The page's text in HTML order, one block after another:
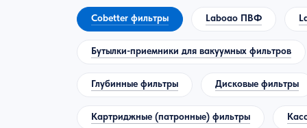
Молекулярная биология
Лабораторная мебель
Пробоподготовка
Испытательное оборудование
Cobetter фильтры Laboao ПВФ
Бутылки-приемники для вакуумных фильтров
Глубинные фильтры Дисковые фильтры
Картриджные (патронные) фильтры